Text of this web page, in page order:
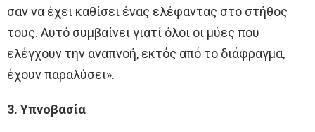
σαν να έχει καθίσει ένας ελέφαντας στο στήθος
τους. Αυτό συμβαίνει γιατί όλοι οι μύες που
ελέγχουν την αναπνοή, εκτός από το διάφραγμα,
έχουν παραλύσει».
3. Υπνοβασία